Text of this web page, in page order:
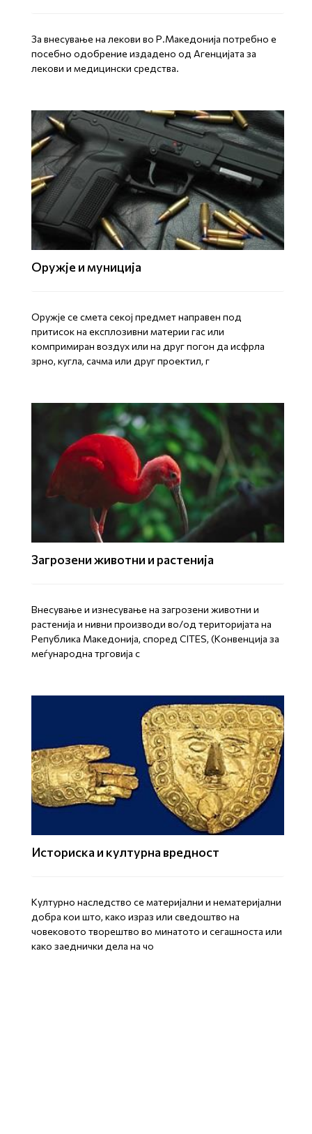
За внесување на лекови во Р.Македонија потребно е
посебно одобрение издадено од Агенцијата за
лекови и медицински средства.
Оружје и муниција
Оружје се смета секој предмет направен под
притисок на експлозивни материи гас или
компримиран воздух или на друг погон да исфрла
зрно, кугла, сачма или друг проектил, г
Загрозени животни и растенија
Внесување и изнесување на загрозени животни и
растенија и нивни производи во/од територијата на
Република Mакедонија, според CITES, (Конвенција за
меѓународна трговија с
Историска и културна вредност
Културно наследство се материјални и нематеријални
добра кои што, како израз или сведоштво на
човековото творештво во минатото и сегашноста или
како заеднички дела на чо